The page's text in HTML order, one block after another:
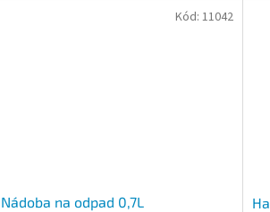
Nádoba na odpad 0,7L
Kód: 11042